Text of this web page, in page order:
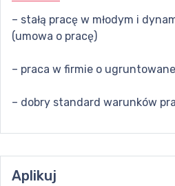
– stałą pracę w młodym i
(umowa o pracę)
– praca w firmie o
– dobry standard warunków
Aplikuj